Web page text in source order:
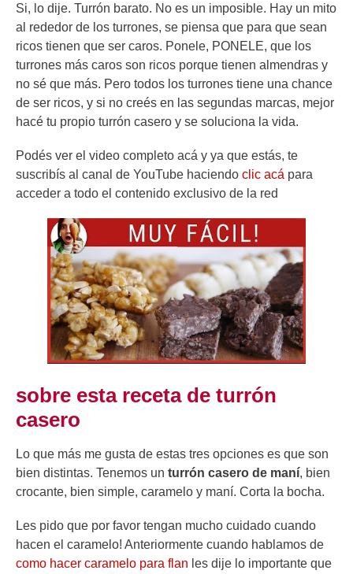
Si, lo dije. Turrón barato. No es un imposible. Hay un mito
al rededor de los turrones, se piensa que para que sean
ricos tienen que ser caros. Ponele, PONELE, que los
turrones más caros son ricos porque tienen almendras y
no sé que más. Pero todos los turrones tiene una chance
de ser ricos, y si no creés en las segundas marcas, mejor
hacé tu propio turrón casero y se soluciona la vida.
Podés ver el video completo acá y ya que estás, te
suscribís al canal de YouTube haciendo clic acá para
acceder a todo el contenido exclusivo de la red
sobre esta receta de turrón
casero
Lo que más me gusta de estas tres opciones es que son
bien distintas. Tenemos un turrón casero de maní, bien
crocante, bien simple, caramelo y maní. Corta la bocha.
Les pido que por favor tengan mucho cuidado cuando
hacen el caramelo! Anteriormente cuando hablamos de
como hacer caramelo para flan les dije lo importante que